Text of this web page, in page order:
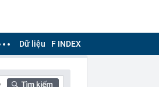
Dữ liệu F INDEX